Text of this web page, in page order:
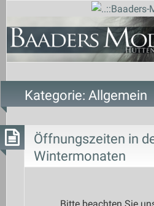
Kategorie:Allgemein
Öffnungszeiten in
Wintermonaten